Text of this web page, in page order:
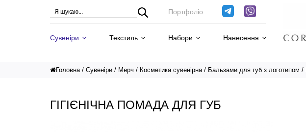
Портфоліо
Сувеніри Текстиль Набори Нанесення
Головна Сувеніри Мерч Косметика сувенірна Бальзами для губ з логотипом
ГІГІЄНІЧНА ПОМАДА ДЛЯ ГУБ